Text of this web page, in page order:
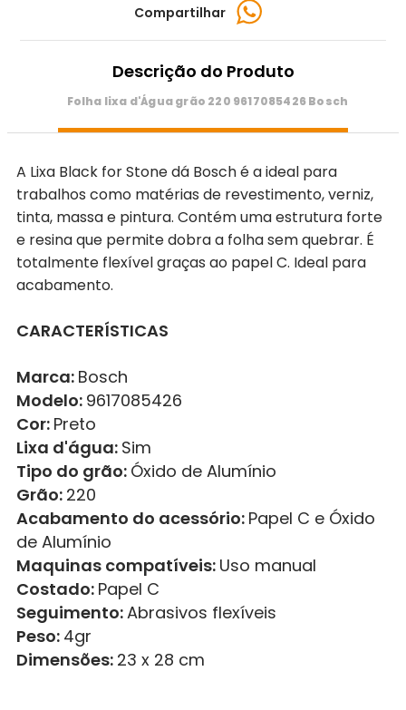
Compartilhar
Descrição do Produto
Folha lixa d'Água grão 220 9617085426 Bosch
A Lixa Black for Stone dá Bosch é a ideal para
trabalhos como matérias de revestimento, verniz,
tinta, massa e pintura. Contém uma estrutura forte
e resina que permite dobra a folha sem quebrar. É
totalmente flexível graças ao papel C. Ideal para
acabamento.
CARACTERÍSTICAS
Marca: Bosch
Modelo: 9617085426
Cor: Preto
Lixa d'água: Sim
Tipo do grão: Óxido de Alumínio
Grão: 220
Acabamento do acessório: Papel C e Óxido
de Alumínio
Maquinas compatíveis: Uso manual
Costado: Papel C
Seguimento:Abrasivos flexíveis
Peso: 4gr
Dimensões: 23 x 28 cm